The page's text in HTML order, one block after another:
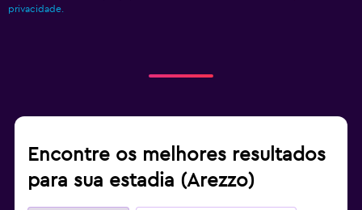
privacidade.
Encontre os melhores resultados
para sua estadia (Arezzo)